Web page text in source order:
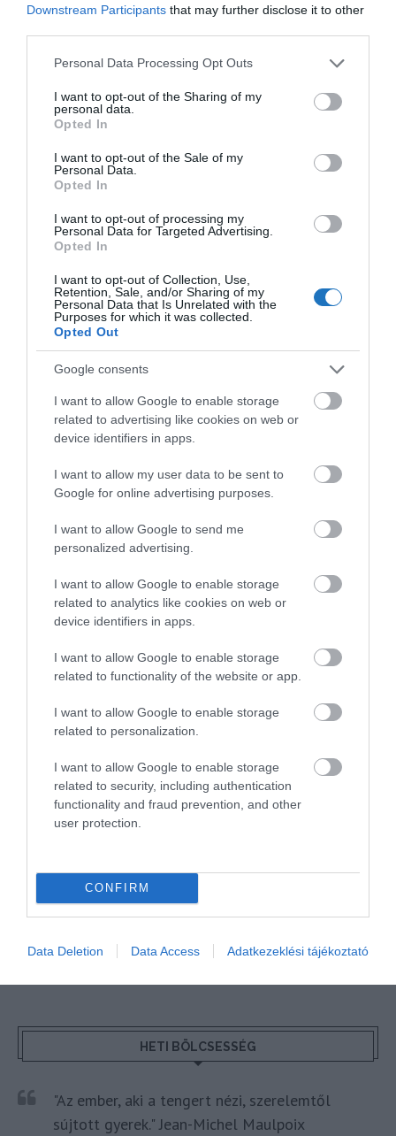
Downstream Participants that may further disclose it to other
Please note that this website/app uses one or more Google
not limited to your visit or usage behaviour. You may click to
grant or deny consent to Google and its third-party tags to
use your data for below specified purposes in below Google
consent section.
Personal Data Processing Opt Outs
I want to opt-out of the Sharing of my
personal data.
Opted In
I want to opt-out of the Sale of my
Personal Data.
Opted In
I want to opt-out of processing my
Personal Data for Targeted Advertising.
Opted In
I want to opt-out of Collection, Use,
Retention, Sale, and/or Sharing of my
Personal Data that Is Unrelated with the
Purposes for which it was collected.
Opted Out
Google consents
I want to allow Google to enable storage
related to advertising like cookies on web or
device identifiers in apps.
I want to allow my user data to be sent to
Google for online advertising purposes.
I want to allow Google to send me
personalized advertising.
I want to allow Google to enable storage
related to analytics like cookies on web or
device identifiers in apps.
I want to allow Google to enable storage
related to functionality of the website or app.
I want to allow Google to enable storage
related to personalization.
I want to allow Google to enable storage
related to security, including authentication
functionality and fraud prevention, and other
user protection.
CONFIRM
Data Deletion Data Access Adatkezeklési tájékoztató
– mondta Michael Delehant, a Wizz Air kereskedelmi és
üzemeltetési vezetője
utasok kényelmét, az innovációt és a
hozzáférhetőséget helyezi előtérbe, biztosítva, hogy
az Airspace kabinberendezés határozza meg a
légitársaság jövőbeli flottáját.
Megosztás
Kérem nap végén az aznapi friss cikkeket!
AIRSPACE HÍREK LÉGIKÖZLEKEDÉS MAGYARORSZÁG
WIZZAIR
HETI BÖLCSESSÉG
"Az ember, aki a tengert nézi, szerelemtől
sújtott gyerek." Jean-Michel Maulpoix